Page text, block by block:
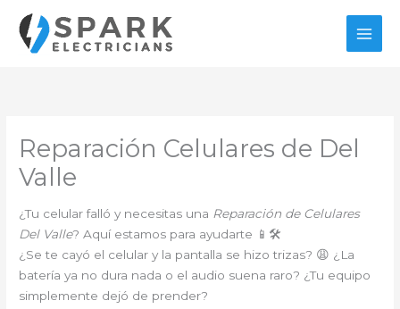
contenido
Reparación Celulares de Del
Valle
¿Tu celular falló y necesitas una Reparación de Celulares
Del Valle? Aquí estamos para ayudarte 📱🛠️
¿Se te cayó el celular y la pantalla se hizo trizas? 😩 ¿La
batería ya no dura nada o el audio suena raro? ¿Tu equipo
simplemente dejó de prender?